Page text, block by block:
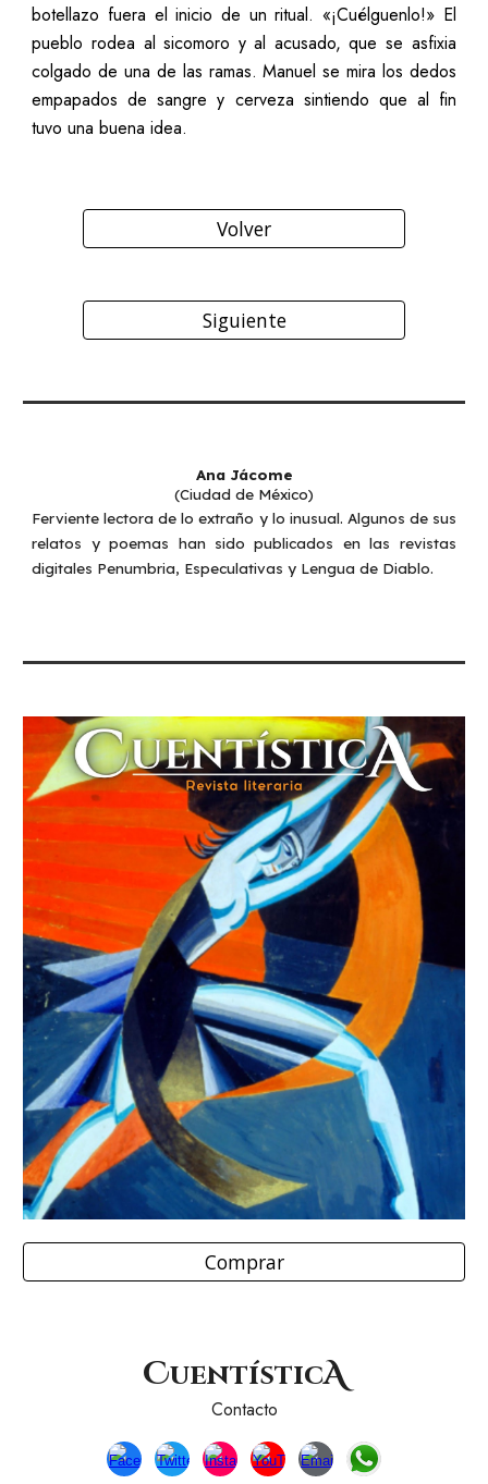
botellazo fuera el inicio de un ritual. «¡Cuélguenlo!» El
pueblo rodea al sicomoro y al acusado, que se asfixia
colgado de una de las ramas. Manuel se mira los dedos
empapados de sangre y cerveza sintiendo que al fin
tuvo una buena idea.
Volver
Siguiente
Ana Jácome
(Ciudad de México)
Ferviente lectora de lo extraño y lo inusual. Algunos de sus
relatos y poemas han sido publicados en las revistas
digitales Penumbria, Especulativas y Lengua de Diablo.
Comprar
CuentísticA
Contacto